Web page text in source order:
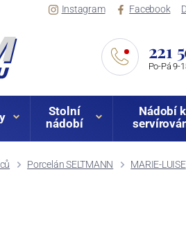
Instagram Facebook
221
Po-Pá 9-
Stolní
nádobí
Nádobí k
Porcelán SELTMANN MARIE-LUISE